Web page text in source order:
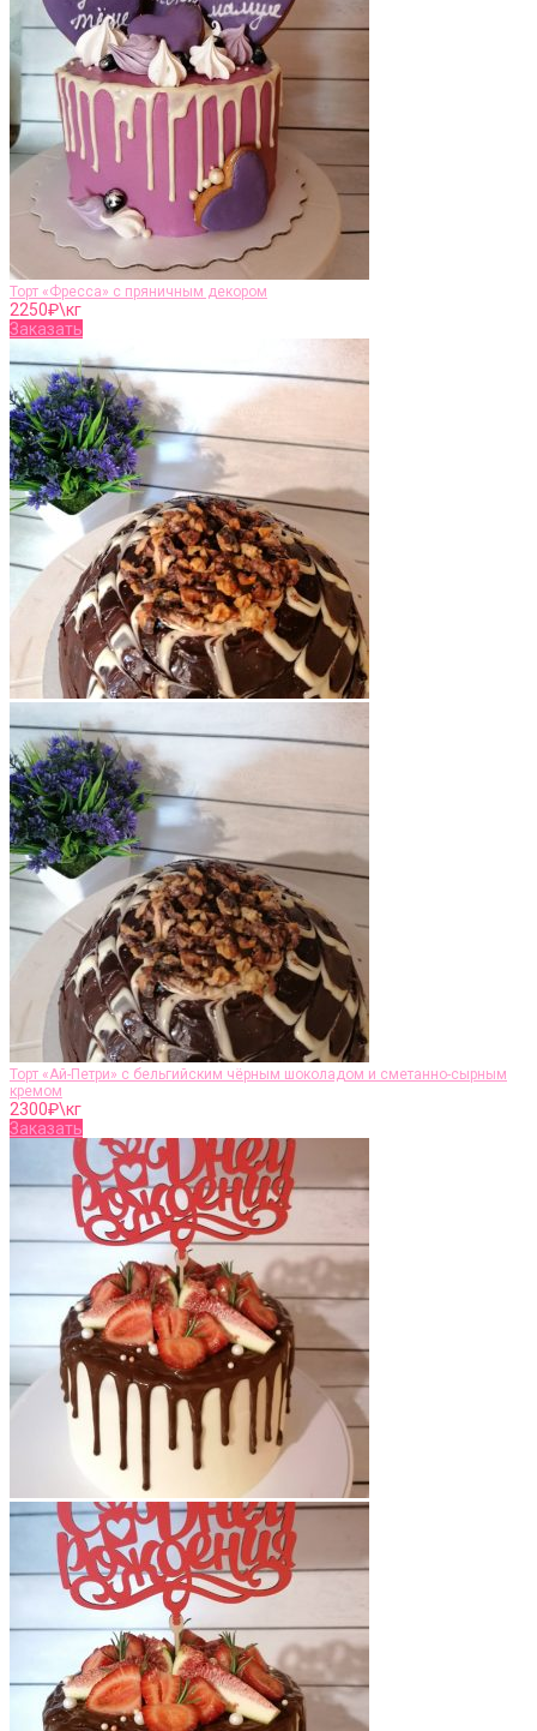
Торт «Фресса» с пряничным декором
2250₽\кг
Заказать
Торт «Ай-Петри» с бельгийским чёрным шоколадом и сметанно-сырным
кремом
2300₽\кг
Заказать